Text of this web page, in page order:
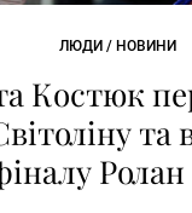
ЛЮДИ / НОВИНИ
Костюк